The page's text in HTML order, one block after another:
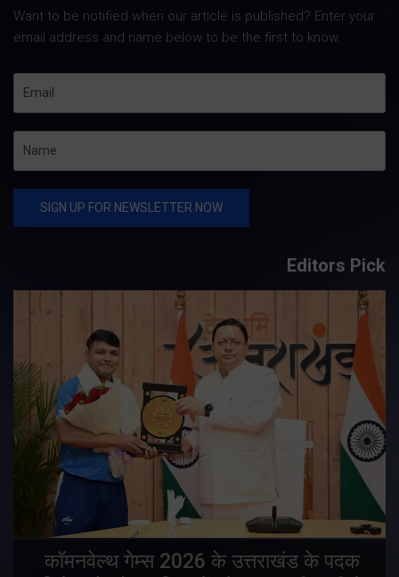
Want to be notified when our article is published? Enter your
email address and name below to be the first to know.
Editors Pick
कॉमनवेल्थ गेम्स 2026 के उत्तराखंड के पदक